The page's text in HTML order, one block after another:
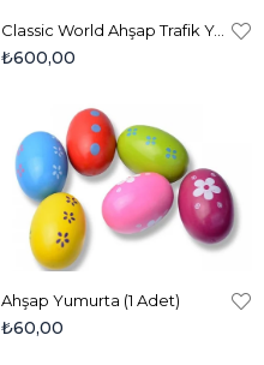
Classic World Ahşap Trafik Yapboz
₺600,00
Ahşap Yumurta (1 Adet)
₺60,00